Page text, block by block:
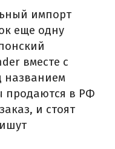
импорт
еще одну
вместе с
названием
продаются в РФ
и стоят